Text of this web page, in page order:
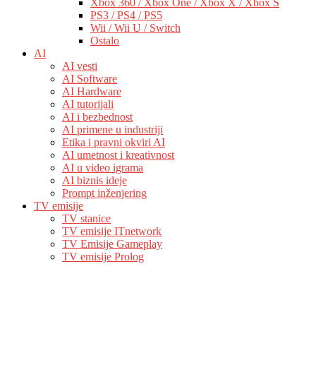
Xbox 360 / Xbox One / Xbox X / Xbox S
PS3 / PS4 / PS5
Wii / Wii U / Switch
Ostalo
AI
AI vesti
AI Software
AI Hardware
AI tutorijali
AI i bezbednost
AI primene u industriji
Etika i pravni okviri AI
AI umetnost i kreativnost
AI u video igrama
AI biznis ideje
Prompt inženjering
TV emisije
TV stanice
TV emisije ITnetwork
TV Emisije Gameplay
TV emisije Prolog